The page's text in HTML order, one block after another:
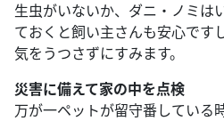
生虫がいないか、ダニ・ノミは
ておくと飼い主さんも安心です
気をうつさずにすみます。
災害に備えて家の中を点検
万が一ペットが留守番している